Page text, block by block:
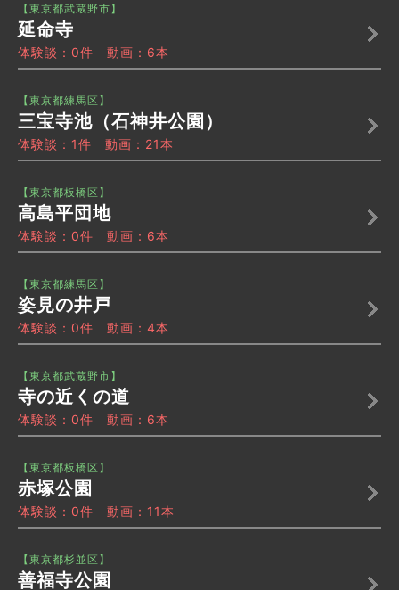
【東京都武蔵野市】
延命寺
体験談：0件 動画：6本
【東京都練馬区】
三宝寺池（石神井公園）
体験談：1件 動画：21本
【東京都板橋区】
高島平団地
体験談：0件 動画：6本
【東京都練馬区】
姿見の井戸
体験談：0件 動画：4本
【東京都武蔵野市】
寺の近くの道
体験談：0件 動画：6本
【東京都板橋区】
赤塚公園
体験談：0件 動画：11本
【東京都杉並区】
善福寺公園